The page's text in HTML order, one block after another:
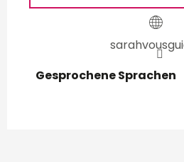
Gesprochene Sprachen
Gesprochene Sprachen